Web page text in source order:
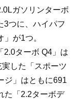
ガソリンターボ
3つに、ハイパフ
が1つ。
2.0ターボ Q4」は
した「スポーツ
ジ」はともに691
た「2.2ターボデ